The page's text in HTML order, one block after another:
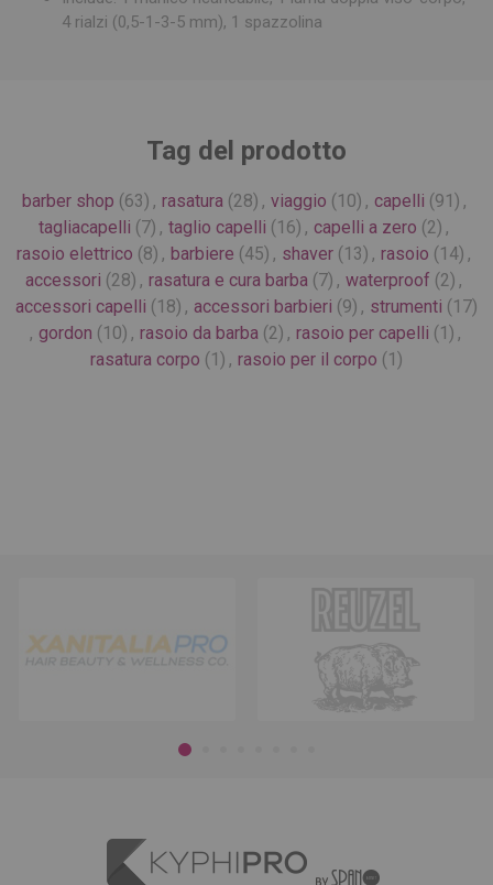
4 rialzi (0,5-1-3-5 mm), 1 spazzolina
Tag del prodotto
barber shop (63) , rasatura (28) , viaggio (10) , capelli (91) ,
tagliacapelli (7) , taglio capelli (16) , capelli a zero (2) ,
rasoio elettrico (8) , barbiere (45) , shaver (13) , rasoio (14) ,
accessori (28) , rasatura e cura barba (7) , waterproof (2) ,
accessori capelli (18) , accessori barbieri (9) , strumenti (17)
, gordon (10) , rasoio da barba (2) , rasoio per capelli (1) ,
rasatura corpo (1) , rasoio per il corpo (1)